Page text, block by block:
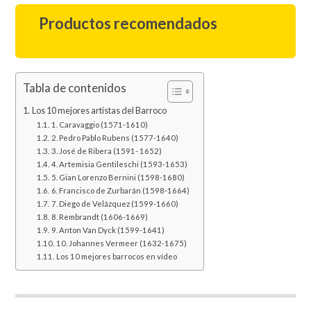
Productos recomendados
Tabla de contenidos
Los 10 mejores artistas del Barroco
1. Caravaggio (1571-1610)
2. Pedro Pablo Rubens (1577-1640)
3. José de Ribera (1591- 1652)
4. Artemisia Gentileschi (1593-1653)
5. Gian Lorenzo Bernini (1598-1680)
6. Francisco de Zurbarán (1598-1664)
7. Diego de Velázquez (1599-1660)
8. Rembrandt (1606-1669)
9. Anton Van Dyck (1599-1641)
10. Johannes Vermeer (1632-1675)
Los 10 mejores barrocos en vídeo